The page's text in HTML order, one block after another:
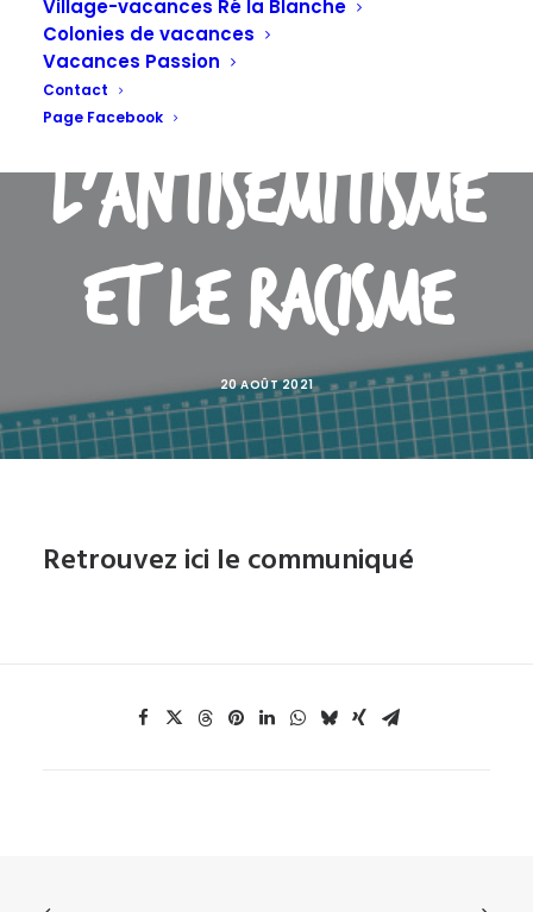
Village-vacances Ré la Blanche
Colonies de vacances
Vacances Passion
Contact
Page Facebook
renouveau de
l'antisémitisme
et le racisme
20 AOÛT 2021
Retrouvez ici le communiqué